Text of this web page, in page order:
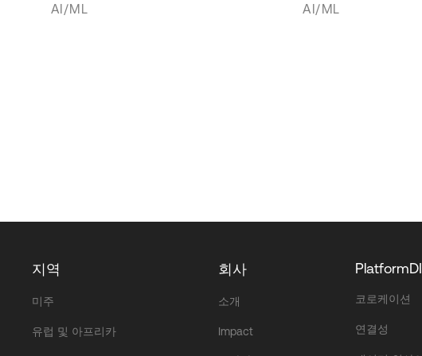
AI/ML AI/ML
지역
미주
유럽 및 아프리카
회사
소개
Impact
코로케이션
연결성